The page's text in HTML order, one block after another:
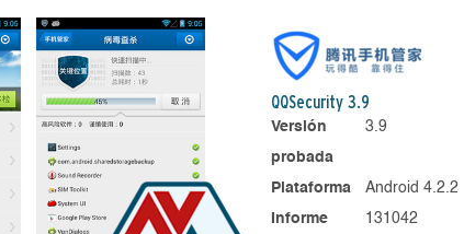
QQSecurity 3.9
Versión
probada
3.9
Plataforma
Android 4.2.2
Informe
131042